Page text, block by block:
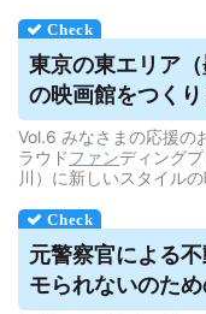
東京の東エリア
の映画館をつく
Vol.6 みなさまの応援の
ラウドファンディング
川）に新しいスタイル
元警察官による
モられないのた